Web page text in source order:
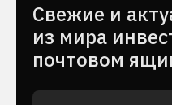
Cвежие и
из мира
почтовом